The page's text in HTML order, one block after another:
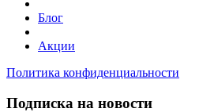
Блог
Акции
Политика конфиденциальности
Подписка на новости